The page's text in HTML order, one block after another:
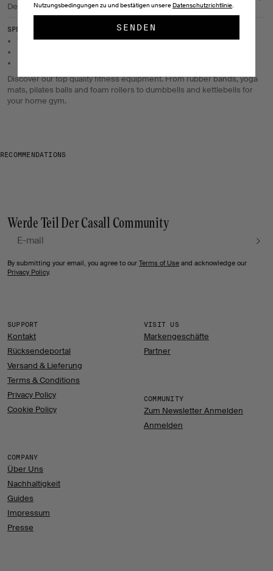
Discover our top quality fitness equipment. From rubber bands, yoga
mats, pilates balls and foam rollers to dumbbells and kettlebells for
your home gym.
Delivery method, return policy, payment method, etc.
SPECIFICATIONS
Verstellbare Seillänge, maximale Länge 300 cm.
RECOMMENDATIONS
Werde Teil Der Casall Community
E-Mail
By submitting your email, you agree to our Terms of Use and acknowledge our
Privacy Policy.
SUPPORT
Kontakt
Rücksendeportal
Versand & Lieferung
Terms & Conditions
Privacy Policy
Cookie Policy
COMPANY
Über Uns
Nachhaltigkeit
Guides
Impressum
Presse
VISIT US
Markengeschäfte
Partner
COMMUNITY
Zum Newsletter Anmelden
Anmelden
Nutzungsbedingungen zu und bestätigen unsereDatenschutzrichtlinie
SENDEN